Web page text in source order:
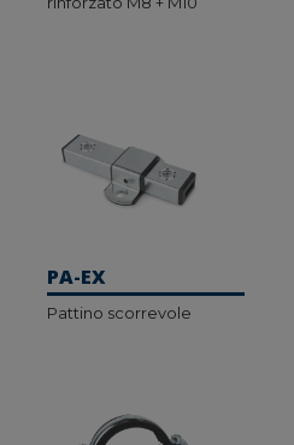
PA-EX
Pattino scorrevole